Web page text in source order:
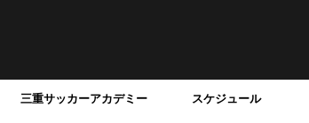
三重サッカーアカデミー スケジュール